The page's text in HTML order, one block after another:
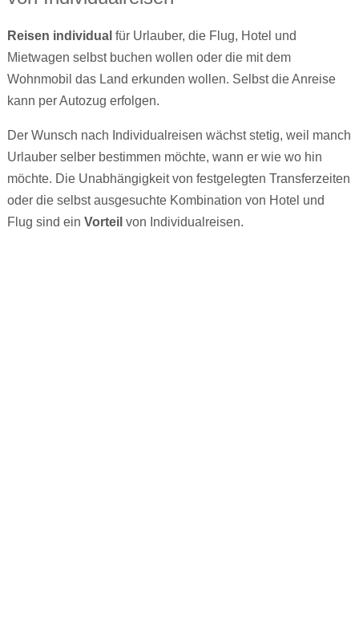
Reisen individual für Urlauber, die Flug, Hotel und
Mietwagen selbst buchen wollen oder die mit dem
Wohnmobil das Land erkunden wollen. Selbst die Anreise
kann per Autozug erfolgen.
Der Wunsch nach Individualreisen wächst stetig, weil manch
Urlauber selber bestimmen möchte, wann er wie wo hin
möchte. Die Unabhängigkeit von festgelegten Transferzeiten
oder die selbst ausgesuchte Kombination von Hotel und
Flug sind ein Vorteil von Individualreisen.